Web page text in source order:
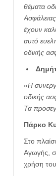
θέματα
έχουν
αυτό
οδικής
«Η
οδικής
Τα
Πάρκο
Στο
Αγωγής,
χρήση